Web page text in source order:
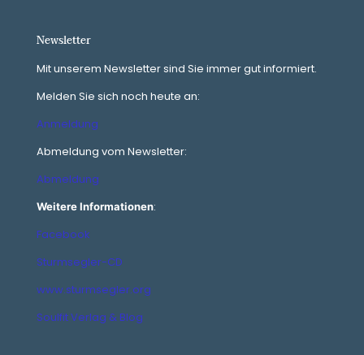
Newsletter
Mit unserem Newsletter sind Sie immer gut informiert.
Melden Sie sich noch heute an:
Anmeldung
Abmeldung vom Newsletter:
Abmeldung
Weitere Informationen:
Facebook
Sturmsegler-CD
www.sturmsegler.org
Soulfit Verlag & Blog